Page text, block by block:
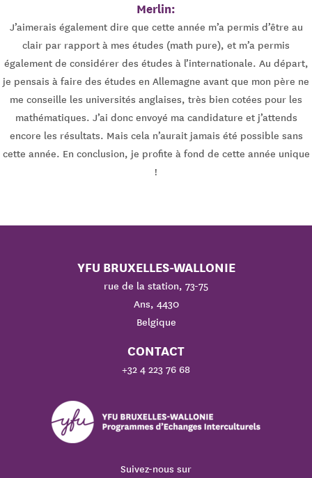
Merlin:
J’aimerais également dire que cette année m’a permis d’être au
clair par rapport à mes études (math pure), et m’a permis
également de considérer des études à l’internationale. Au départ,
je pensais à faire des études en Allemagne avant que mon père ne
me conseille les universités anglaises, très bien cotées pour les
mathématiques. J’ai donc envoyé ma candidature et j’attends
encore les résultats. Mais cela n’aurait jamais été possible sans
cette année. En conclusion, je profite à fond de cette année unique
!
YFU BRUXELLES-WALLONIE
rue de la station, 73-75
Ans, 4430
Belgique
CONTACT
+32 4 223 76 68
Suivez-nous sur